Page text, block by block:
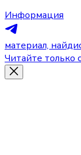
Информация
материал,
Читайте только